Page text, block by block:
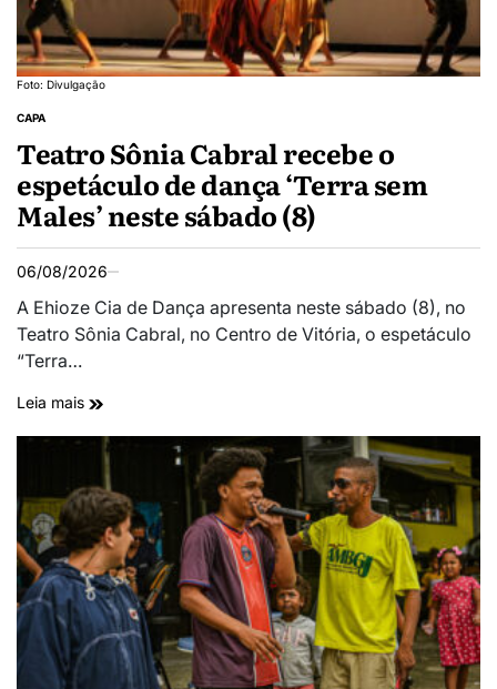
Foto: Divulgação
CAPA
Teatro Sônia Cabral recebe o
espetáculo de dança ‘Terra sem
Males’ neste sábado (8)
06/08/2026
A Ehioze Cia de Dança apresenta neste sábado (8), no
Teatro Sônia Cabral, no Centro de Vitória, o espetáculo
“Terra…
Leia mais